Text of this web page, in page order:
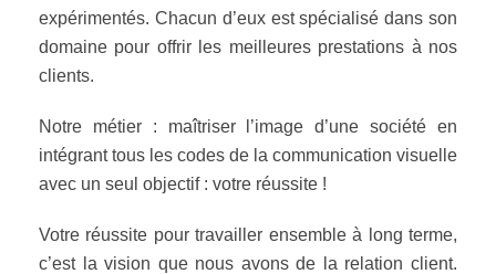
expérimentés. Chacun d’eux est spécialisé dans son
domaine pour offrir les meilleures prestations à nos
clients.
Notre métier : maîtriser l’image d’une société en
intégrant tous les codes de la communication visuelle
avec un seul objectif : votre réussite !
Votre réussite pour travailler ensemble à long terme,
c’est la vision que nous avons de la relation client.